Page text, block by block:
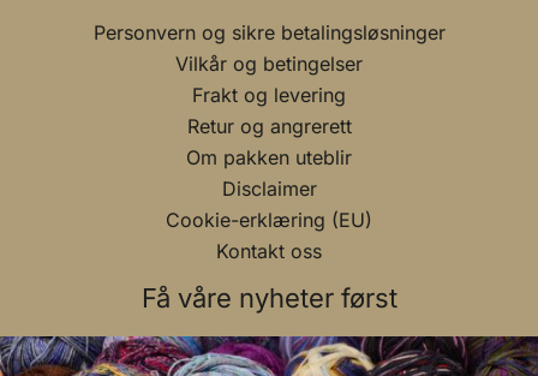
Personvern og sikre betalingsløsninger
Vilkår og betingelser
Frakt og levering
Retur og angrerett
Om pakken uteblir
Disclaimer
Cookie-erklæring (EU)
Kontakt oss
Få våre nyheter først